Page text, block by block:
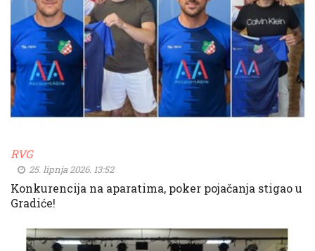
RVG
25. lipnja 2026. 13:52
Konkurencija na aparatima, poker pojačanja stigao u
Gradiće!